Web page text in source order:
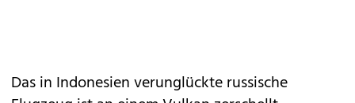
Das in Indonesien verunglückte russische